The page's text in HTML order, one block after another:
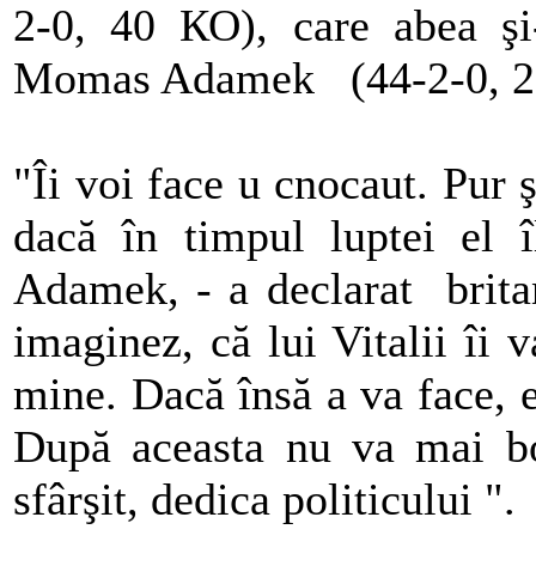
2-0, 40 КО), care abea
Momas Adamek (44-2-0,
"Îi voi face u cnocaut. Pur
dacă în timpul luptei el
Adamek, - a declarat
imaginez, că lui Vitalii îi
mine. Dacă însă a va
După aceasta nu va mai
sfârşit, dedica politicului ".